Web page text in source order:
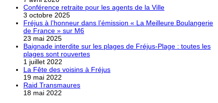
Conférence retraite pour les agents de la Ville
3 octobre 2025
Fréjus à l’honneur dans l’émission « La Meilleure Boulangerie
de France » sur M6
23 mai 2025
Baignade interdite sur les plages de Fréjus-Plage : toutes les
plages sont rouvertes
1 juillet 2022
La Fête des voisins à Fréjus
19 mai 2022
Raid Transmaures
18 mai 2022